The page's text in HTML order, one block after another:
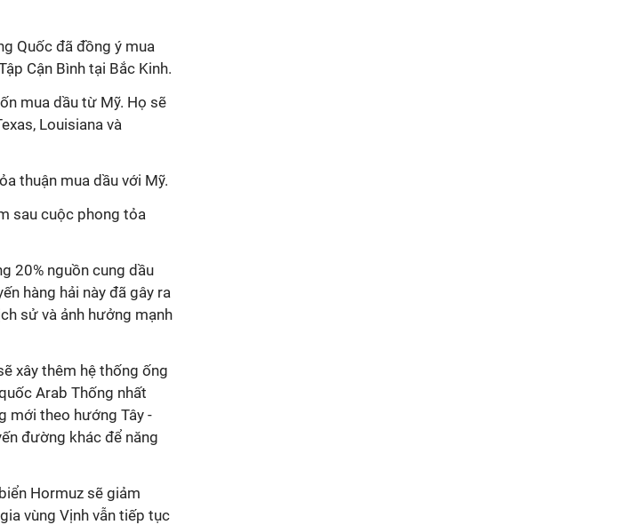
Quốc đã đồng ý mua
Cận Bình tại Bắc Kinh.
mua dầu từ Mỹ. Họ sẽ
Louisiana và
thuận mua dầu với Mỹ.
sau cuộc phong tỏa
20% nguồn cung dầu
hàng hải này đã gây ra
sử và ảnh hưởng mạnh
xây thêm hệ thống ống
Arab Thống nhất
mới theo hướng Tây -
đường khác để năng
Hormuz sẽ giảm
vùng Vịnh vẫn tiếp tục